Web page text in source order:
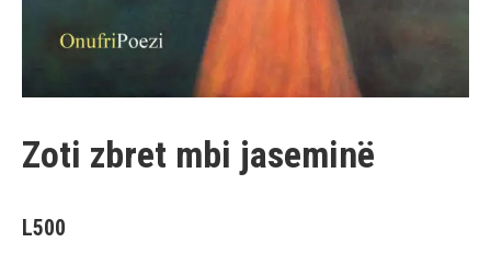
Zoti zbret mbi jaseminë
L500